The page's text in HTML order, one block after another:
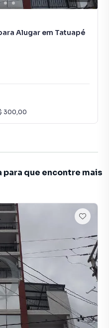
Alugar em Tatuapé
300,00
que encontre mais